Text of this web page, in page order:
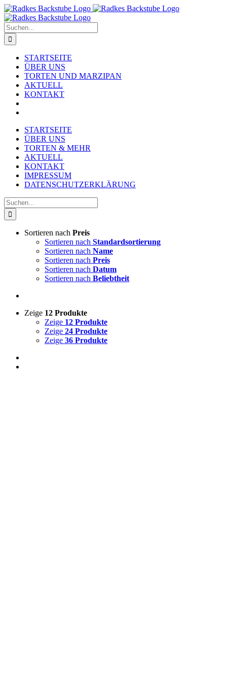
Zum
Inhalt
springen
Suche
nach:
STARTSEITE
ÜBER UNS
TORTEN UND MARZIPAN
AKTUELL
KONTAKT
STARTSEITE
ÜBER UNS
TORTEN & MEHR
AKTUELL
KONTAKT
IMPRESSUM
DATENSCHUTZERKLÄRUNG
Suche
nach:
Sortieren nach Preis
Sortieren nach Standardsortierung
Sortieren nach Name
Sortieren nach Preis
Sortieren nach Datum
Sortieren nach Beliebtheit
Zeige 12 Produkte
Zeige 12 Produkte
Zeige 24 Produkte
Zeige 36 Produkte